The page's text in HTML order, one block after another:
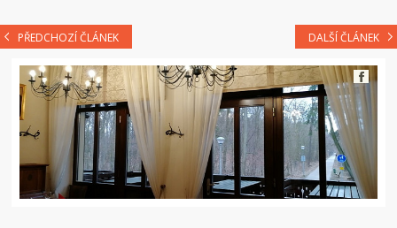
PŘEDCHOZÍ ČLÁNEK DALŠÍ ČLÁNEK